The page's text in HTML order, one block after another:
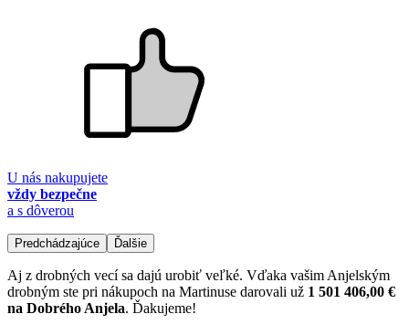
U nás nakupujete
vždy bezpečne
a s dôverou
Predchádzajúce Ďalšie
Aj z drobných vecí sa dajú urobiť veľké. Vďaka vašim Anjelským
drobným ste pri nákupoch na Martinuse darovali už 1 501 406,00 €
na Dobrého Anjela. Ďakujeme!